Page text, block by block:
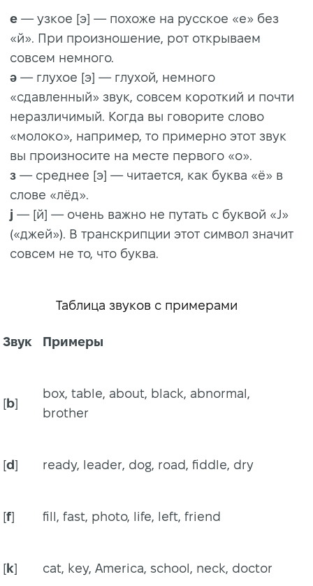
e — узкое [э] — похоже на русское «е» без
«й». При произношение, рот открываем
совсем немного.
ə — глухое [э] — глухой, немного
«сдавленный» звук, совсем короткий и почти
неразличимый. Когда вы говорите слово
«молоко», например, то примерно этот звук
вы произносите на месте первого «о».
ɜ — среднее [э] — читается, как буква «ё» в
слове «лёд».
j — [й] — очень важно не путать с буквой «J»
(«джей»). В транскрипции этот символ значит
совсем не то, что буква.
Таблица звуков с примерами
Звук Примеры
[b]
box, table, about, black, abnormal,
brother
[d] ready, leader, dog, road, fiddle, dry
[f] fill, fast, photo, life, left, friend
[k] cat, key, America, school, neck, doctor